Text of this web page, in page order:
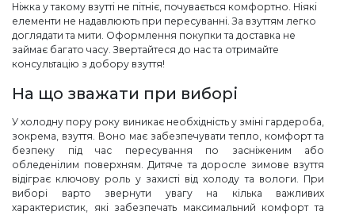
Ніжка у такому взутті не пітніє, почувається комфортно. Ніякі
елементи не надавлюють при пересуванні. За взуттям легко
доглядати та мити. Оформлення покупки та доставка не
займає багато часу. Звертайтеся до нас та отримайте
консультацію з добору взуття!
На що зважати при виборі
У холодну пору року виникає необхідність у зміні гардероба,
зокрема, взуття. Воно має забезпечувати тепло, комфорт та
безпеку під час пересування по засніженим або
обледенілим поверхням. Дитяче та доросле зимове взуття
відіграє ключову роль у захисті від холоду та вологи. При
виборі варто звернути увагу на кілька важливих
характеристик, які забезпечать максимальний комфорт та